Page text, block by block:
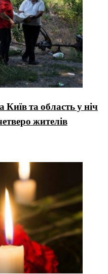
Київ та область у ніч
жителів